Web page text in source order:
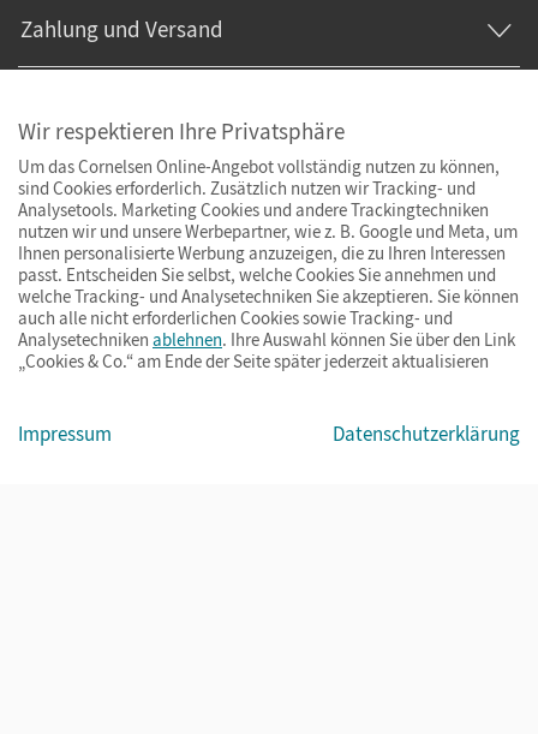
Zahlung und Versand
© Cornelsen Verlag 2026
ImpressumAGBDatenschutzBarrierefreiheitCookies & Co.
Wir respektieren Ihre Privatsphäre
Um das Cornelsen Online-Angebot vollständig nutzen zu können,
sind Cookies erforderlich. Zusätzlich nutzen wir Tracking- und
Analysetools. Marketing Cookies und andere Trackingtechniken
nutzen wir und unsere Werbepartner, wie z. B. Google und Meta, um
Ihnen personalisierte Werbung anzuzeigen, die zu Ihren Interessen
passt. Entscheiden Sie selbst, welche Cookies Sie annehmen und
welche Tracking- und Analysetechniken Sie akzeptieren. Sie können
auch alle nicht erforderlichen Cookies sowie Tracking- und
Analysetechniken ablehnen. Ihre Auswahl können Sie über den Link
„Cookies & Co.“ am Ende der Seite später jederzeit aktualisieren
Impressum Datenschutzerklärung